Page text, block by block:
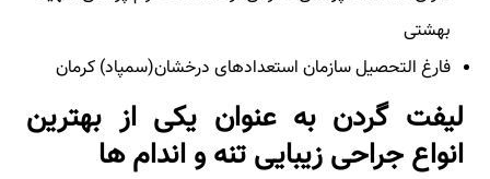
بهشتی
فارغ التحصیل سازمان استعدادهای درخشان(سمپاد) کرمان
لیفت گردن به عنوان یکی از بهترین
انواع جراحی زیبایی تنه و اندام ها